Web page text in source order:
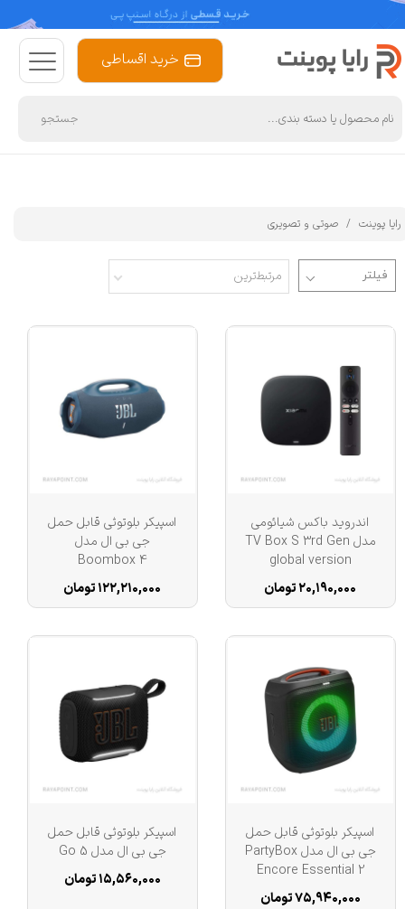
جستجو
خرید اقساطی
رایا پوینت صوتی و تصویری
کارت حافظه همراه دوربین
نسبت کانونی
سایر توضیحات تصویر
تعداد رابط کامپوزیت (Composite)
تعداد رابط کامپوننت (Component)
قطر ساب‌ووفر
ابعاد ساب‌ووفر دسکتاپ
توضیحات قابلیت‌های مقاومتی
رقص نور
قابلیت‌های مقاومتی
مرتبط‌ترین
اندروید باکس شیائومی
مدل TV Box S 3rd Gen
global version
۲۰,۱۹۰,۰۰۰ تومان
اسپیکر بلوتوثی قابل حمل
جی بی ال مدل
Boombox 4
۱۲۲,۲۱۰,۰۰۰ تومان
اسپیکر بلوتوثی قابل حمل
جی بی ال مدل PartyBox
Encore Essential 2
۷۵,۹۴۰,۰۰۰ تومان
اسپیکر بلوتوثی قابل حمل
جی بی ال مدل Go 5
۱۵,۵۶۰,۰۰۰ تومان